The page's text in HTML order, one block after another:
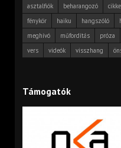
asztalfiók beharangozó
fénykör
haiku hangszóló
meghívó
műfordítás próza
vers
videók visszhang
Támogatók